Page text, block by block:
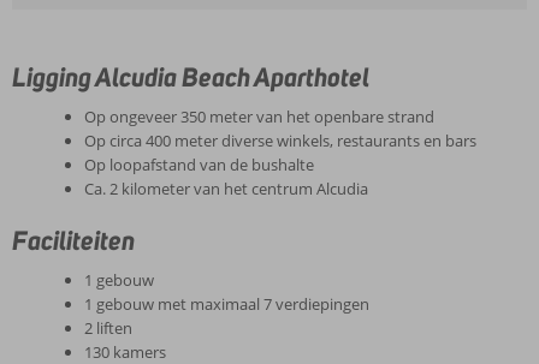
Ligging Alcudia Beach Aparthotel
Op ongeveer 350 meter van het openbare strand
Op circa 400 meter diverse winkels, restaurants en bars
Op loopafstand van de bushalte
Ca. 2 kilometer van het centrum Alcudia
Faciliteiten
1 gebouw
1 gebouw met maximaal 7 verdiepingen
2 liften
130 kamers